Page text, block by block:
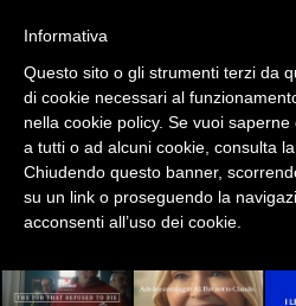
OPINIONI
Informativa
Questo sito o gli strumenti terzi da
di cookie necessari al
nella cookie policy. Se vuoi
a tutti o ad alcuni cookie, consulta la
Chiudendo questo banner,
su un link o proseguendo la
acconsenti all’uso dei cookie.